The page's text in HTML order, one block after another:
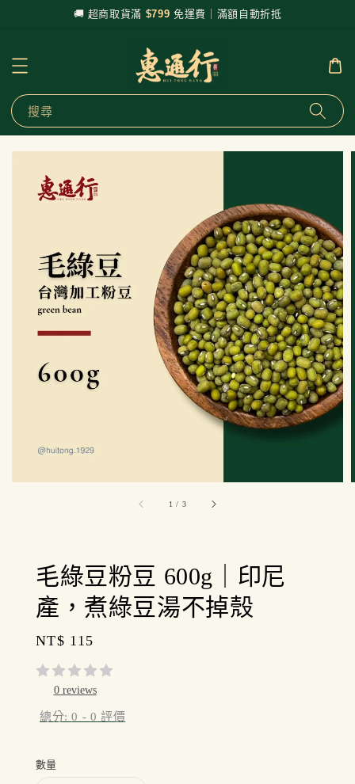
🚚 超商取貨滿 $799 免運費｜滿額自動折抵
搜尋
1 / 3
毛綠豆粉豆 600g｜印尼
產，煮綠豆湯不掉殼
Regular
price
NT$ 115
0 reviews
總分:0 - 0 評價
數量